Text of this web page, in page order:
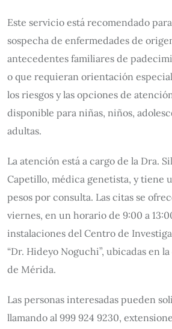
Este servicio está recomendado
sospecha de enfermedades de
antecedentes familiares de
o que requieran orientación
los riesgos y las opciones de
disponible para niñas, niños,
adultas.
La atención está a cargo de la Dra.
Capetillo, médica genetista, y tiene
pesos por consulta. Las citas se
viernes, en un horario de 9:00 a
instalaciones del Centro de
“Dr. Hideyo Noguchi”, ubicadas en
de Mérida.
Las personas interesadas pueden
llamando al 999 924 9230,